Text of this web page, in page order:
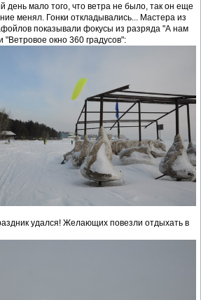
день мало того, что ветра не было, так он еще
менял. Гонки откладывались... Мастера из
показывали фокусы из разряда "А нам
"Ветровое окно 360 градусов":
удался! Желающих повезли отдыхать в